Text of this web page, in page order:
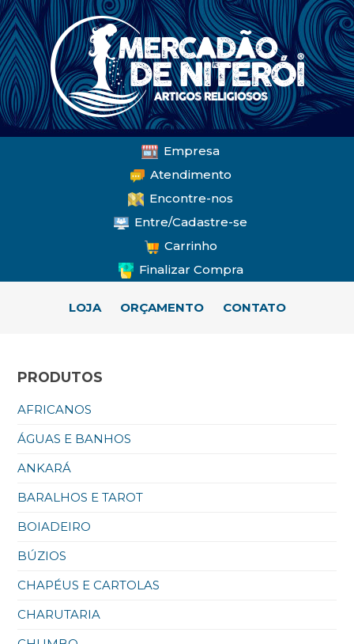
Empresa
Atendimento
Encontre-nos
Entre/Cadastre-se
Carrinho
Finalizar Compra
LOJA ORÇAMENTO CONTATO
PRODUTOS
AFRICANOS
ÁGUAS E BANHOS
ANKARÁ
BARALHOS E TAROT
BOIADEIRO
BÚZIOS
CHAPÉUS E CARTOLAS
CHARUTARIA